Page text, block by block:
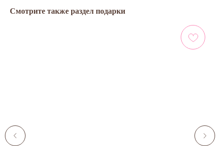
Смотрите также раздел подарки